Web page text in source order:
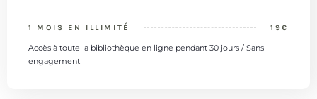
1 MOIS EN ILLIMITÉ 19€
Accès à toute la bibliothèque en ligne pendant 30 jours / Sans
engagement